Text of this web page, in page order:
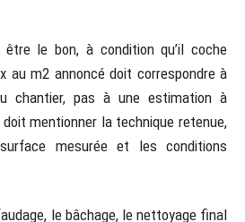
le bon, à condition qu’il coche
au m2 annoncé doit correspondre à
chantier, pas à une estimation à
mentionner la technique retenue,
mesurée et les conditions
le bâchage, le nettoyage final